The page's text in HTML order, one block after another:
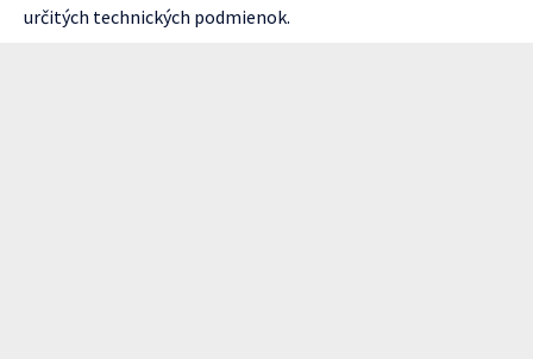
určitých technických podmienok.